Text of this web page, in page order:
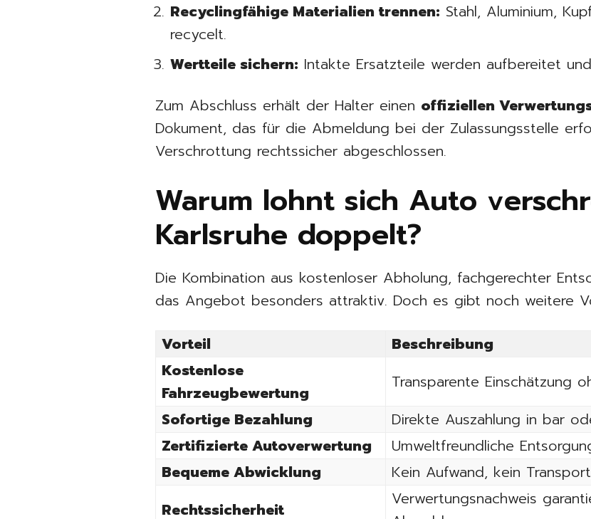
Recyclingfähige Materialien trennen: Stahl, Aluminium,
recycelt.
Wertteile sichern: Intakte Ersatzteile werden aufbereitet
Zum Abschluss erhält der Halter einen offiziellen
Dokument, das für die Abmeldung bei der Zulassungsstelle
Verschrottung rechtssicher abgeschlossen.
Warum lohnt sich Auto
Karlsruhe doppelt?
Die Kombination aus kostenloser Abholung, fachgerechter
das Angebot besonders attraktiv. Doch es gibt noch weitere
Vorteil
Beschreibung
Kostenlose
Fahrzeugbewertung
Transparente Einschätzung
Sofortige Bezahlung
Direkte Auszahlung in bar
Zertifizierte Autoverwertung
Umweltfreundliche
Bequeme Abwicklung
Kein Aufwand, kein
Rechtssicherheit
Verwertungsnachweis